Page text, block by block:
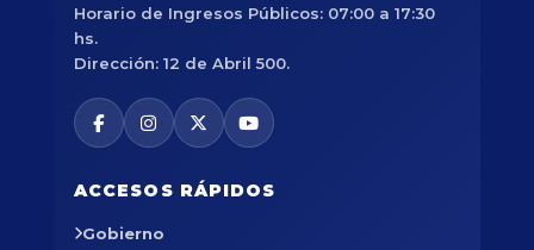
Horario de Ingresos Públicos: 07:00 a 17:30
hs.
Dirección: 12 de Abril 500.
ACCESOS RÁPIDOS
Gobierno